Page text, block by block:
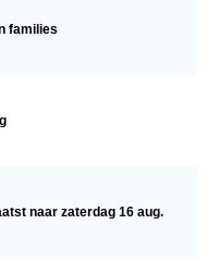
families
naar zaterdag 16 aug.